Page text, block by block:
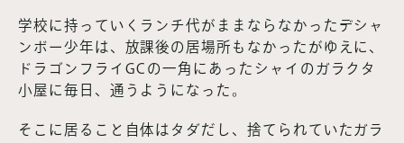
学校に持っていくランチ代がままならなかったデシャ
ンボー少年は、放課後の居場所もなかったがゆえに、
ドラゴンフライGCの一角にあったシャイのガラクタ
小屋に毎日、通うようになった。
そこに居ること自体はタダだし、捨てられていたガラ